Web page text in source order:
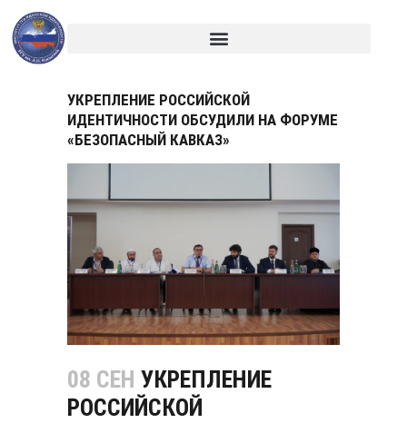
УКРЕПЛЕНИЕ РОССИЙСКОЙ
ИДЕНТИЧНОСТИ ОБСУДИЛИ НА ФОРУМЕ
«БЕЗОПАСНЫЙ КАВКАЗ»
08 СЕН УКРЕПЛЕНИЕ
РОССИЙСКОЙ